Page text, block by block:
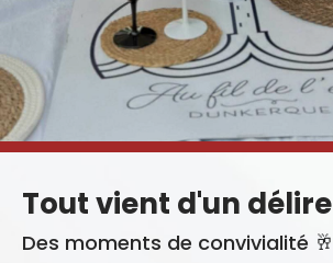
Tout vient d'un délire
Des moments de convivialité 🥂